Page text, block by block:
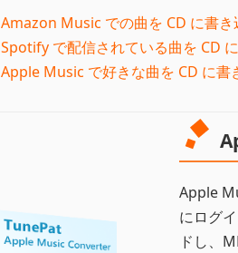
Amazon Music での曲を CD に書き
Spotify で配信されている曲を CD
Apple Music で好きな曲を CD に書
Apple
にログ
ドし、